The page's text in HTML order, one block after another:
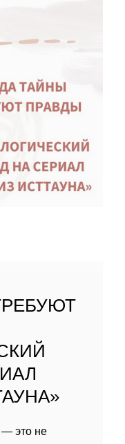
— это не